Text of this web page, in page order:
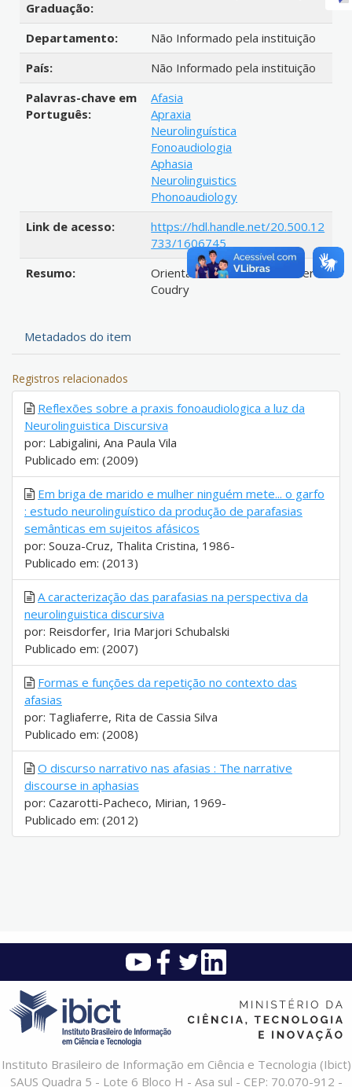
Graduação:
Departamento:
Não Informado pela instituição
País:
Não Informado pela instituição
Palavras-chave em
Português:
Afasia
Apraxia
Neurolinguística
Fonoaudiologia
Aphasia
Neurolinguistics
Phonoaudiology
Link de acesso:
https://hdl.handle.net/20.500.12
733/1606745
Resumo:
Orientador: Maria Irma Hadler
Coudry
Metadados do item
Registros relacionados
Reflexões sobre a praxis fonoaudiologica a luz da
Neurolinguistica Discursiva
por: Labigalini, Ana Paula Vila
Publicado em: (2009)
Em briga de marido e mulher ninguém mete... o garfo
: estudo neurolinguístico da produção de parafasias
semânticas em sujeitos afásicos
por: Souza-Cruz, Thalita Cristina, 1986-
Publicado em: (2013)
A caracterização das parafasias na perspectiva da
neurolinguistica discursiva
por: Reisdorfer, Iria Marjori Schubalski
Publicado em: (2007)
Formas e funções da repetição no contexto das
afasias
por: Tagliaferre, Rita de Cassia Silva
Publicado em: (2008)
O discurso narrativo nas afasias : The narrative
discourse in aphasias
por: Cazarotti-Pacheco, Mirian, 1969-
Publicado em: (2012)
Instituto Brasileiro de Informação em Ciência e Tecnologia (Ibict)
SAUS Quadra 5 - Lote 6 Bloco H - Asa sul - CEP: 70.070-912 -